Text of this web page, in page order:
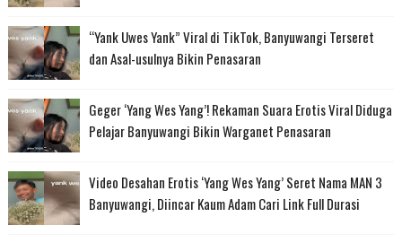
“Yank Uwes Yank” Viral di TikTok, Banyuwangi Terseret
dan Asal-usulnya Bikin Penasaran
Geger ‘Yang Wes Yang’! Rekaman Suara Erotis Viral Diduga
Pelajar Banyuwangi Bikin Warganet Penasaran
Video Desahan Erotis ‘Yang Wes Yang’ Seret Nama MAN 3
Banyuwangi, Diincar Kaum Adam Cari Link Full Durasi